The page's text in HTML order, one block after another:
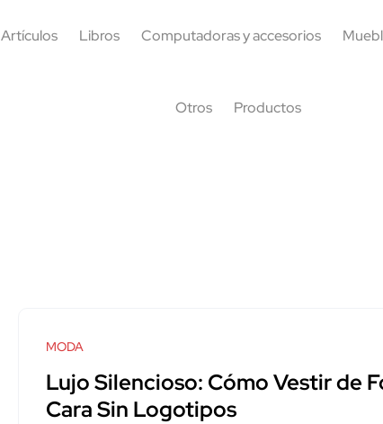
Artículos Libros Computadoras y accesorios
Otros Productos
MODA
Lujo Silencioso: Cómo Vestir de
Cara Sin Logotipos